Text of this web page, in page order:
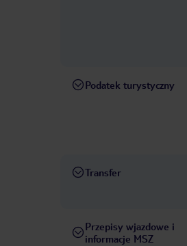
Podatek turystyczny
Transfer
Przepisy wjazdowe i
informacje MSZ